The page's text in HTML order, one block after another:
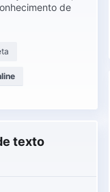
de
texto